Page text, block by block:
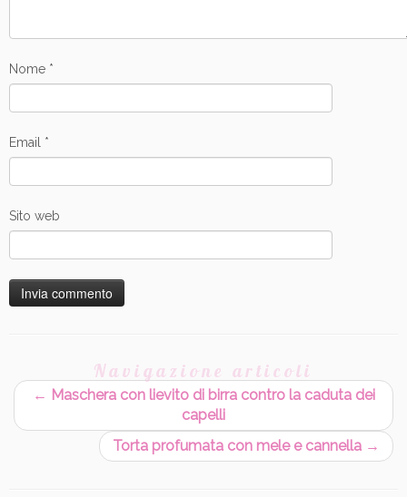
Nome *
Email *
Sito web
Navigazione articoli
← Maschera con lievito di birra contro la caduta dei
capelli
Torta profumata con mele e cannella →